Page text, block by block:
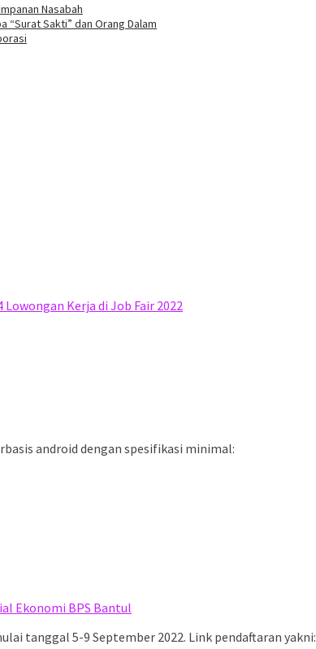
Nasabah
“Surat Sakti” dan Orang Dalam
Kerja di Job Fair 2022
android dengan spesifikasi minimal:
Ekonomi BPS Bantul
tanggal 5-9 September 2022. Link pendaftaran yakni: